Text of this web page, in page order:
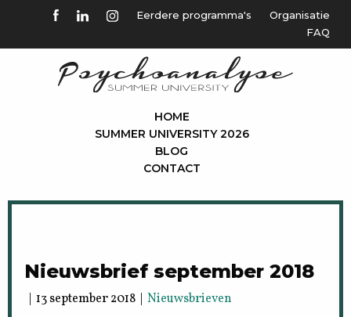
Eerdere programma's
Organisatie
FAQ
HOME
SUMMER UNIVERSITY 2026
BLOG
CONTACT
Nieuwsbrief september 2018
| 13 september 2018 |Nieuwsbrieven